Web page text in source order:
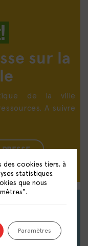
sur la
de la ville
A suivre
des cookies tiers, à
statistiques.
que nous
Paramètres